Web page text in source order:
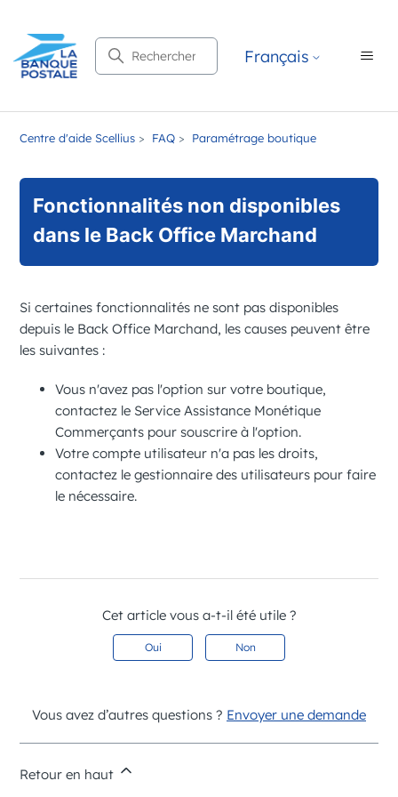
Recherche Français
Centre d'aide Scellius FAQ Paramétrage boutique
Fonctionnalités non disponibles
dans le Back Office Marchand
Si certaines fonctionnalités ne sont pas disponibles
depuis le Back Office Marchand, les causes peuvent être
les suivantes :
Vous n'avez pas l'option sur votre boutique,
contactez le Service Assistance Monétique
Commerçants pour souscrire à l'option.
Votre compte utilisateur n'a pas les droits,
contactez le gestionnaire des utilisateurs pour faire
le nécessaire.
Cet article vous a-t-il été utile ?
Oui Non
Vous avez d’autres questions ? Envoyer une demande
Retour en haut